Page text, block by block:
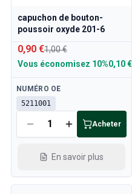
capuchon de bouton-
poussoir oxyde 201-6
0,90 €1,00 €
Vous économisez 10%0,10 €
Disponible
NUMÉRO OE
5211001
Acheter
En savoir plus